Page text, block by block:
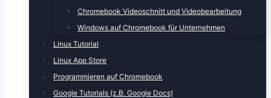
Chromebook Videoschnitt und Videobearbeitung
Windows auf Chromebook für Unternehmen
Linux Tutorial
Linux App Store
Programmieren auf Chromebook
Google Tutorials (z.B. Google Docs)